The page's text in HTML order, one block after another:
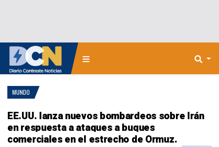
MUNDO
EE.UU. lanza nuevos bombardeos sobre Irán
en respuesta a ataques a buques
comerciales en el estrecho de Ormuz.